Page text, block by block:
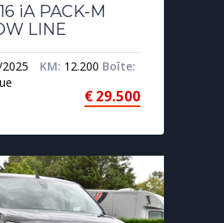
iA PACK-M
LINE
KM: 12.200 Boîte:
€ 29.500